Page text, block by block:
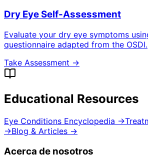
Dry Eye Self-Assessment
Evaluate your dry eye symptoms
questionnaire adapted from the OSDI.
Take Assessment →
Educational Resources
Eye Conditions Encyclopedia →
→Blog & Articles →
Acerca de nosotros